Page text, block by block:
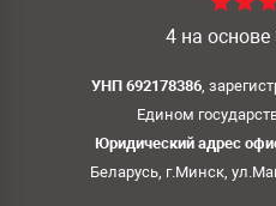
4 на основе
УНП 692178386 ,
Едином
Юридический адрес
Беларусь, г.Минск,